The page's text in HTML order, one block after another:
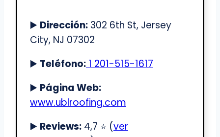
▶️ Dirección: 302 6th St, Jersey
City, NJ 07302
▶️ Teléfono: 1 201-515-1617
▶️ Página Web:
www.ublroofing.com
▶️ Reviews: 4,7 ⭐️ (ver